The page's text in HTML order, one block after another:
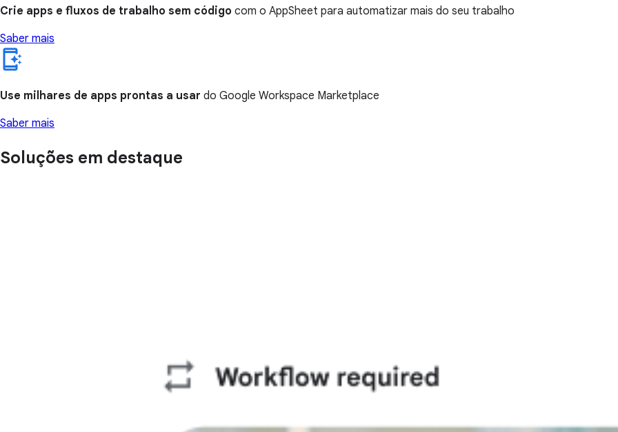
Crie apps e fluxos de trabalho sem código com o AppSheet para automatizar mais do seu trabalho
Saber mais
Use milhares de apps prontas a usar do Google Workspace Marketplace
Saber mais
Soluções em destaque